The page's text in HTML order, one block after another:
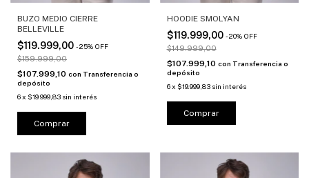
BUZO MEDIO CIERRE
BELLEVILLE
$119.999,00 -25% OFF
$159.999,00
$107.999,10 con Transferencia o
depósito
6x $19.999,83 sin interés
Comprar
HOODIE SMOLYAN
$119.999,00 -20% OFF
$149.999,00
$107.999,10 con Transferencia o
depósito
6 x $19.999,83 sin interés
Comprar